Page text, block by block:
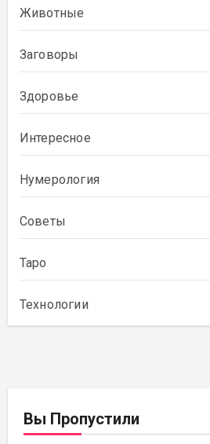
Животные
Заговоры
Здоровье
Интересное
Нумерология
Советы
Таро
Технологии
Вы Пропустили